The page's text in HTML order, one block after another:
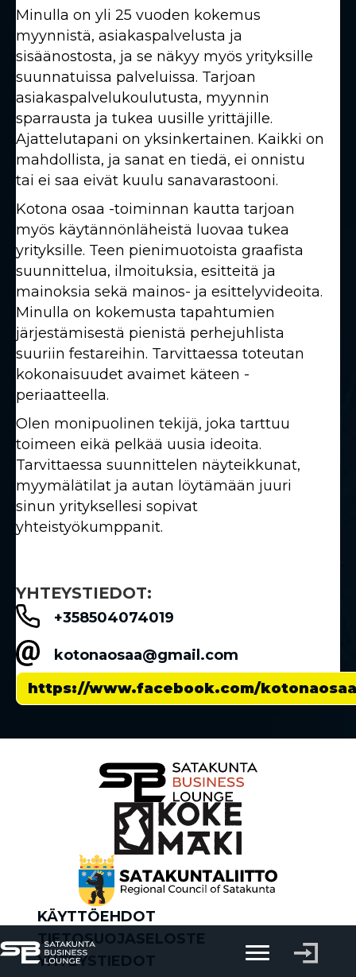
Minulla on yli 25 vuoden kokemus
myynnistä, asiakaspalvelusta ja
sisäänostosta, ja se näkyy myös yrityksille
suunnatuissa palveluissa. Tarjoan
asiakaspalvelukoulutusta, myynnin
sparrausta ja tukea uusille yrittäjille.
Ajattelutapani on yksinkertainen. Kaikki on
mahdollista, ja sanat en tiedä, ei onnistu
tai ei saa eivät kuulu sanavarastooni.
Kotona osaa -toiminnan kautta tarjoan
myös käytännönläheistä luovaa tukea
yrityksille. Teen pienimuotoista graafista
suunnittelua, ilmoituksia, esitteitä ja
mainoksia sekä mainos- ja esittelyvideoita.
Minulla on kokemusta tapahtumien
järjestämisestä pienistä perhejuhlista
suuriin festareihin. Tarvittaessa toteutan
kokonaisuudet avaimet käteen -
periaatteella.
Olen monipuolinen tekijä, joka tarttuu
toimeen eikä pelkää uusia ideoita.
Tarvittaessa suunnittelen näyteikkunat,
myymälätilat ja autan löytämään juuri
sinun yrityksellesi sopivat
yhteistyökumppanit.
YHTEYSTIEDOT:
+358504074019
kotonaosaa@gmail.com
https://www.facebook.com/kotonaosaa
KÄYTTÖEHDOT
TIETOSUOJASELOSTE
YHTEYSTIEDOT